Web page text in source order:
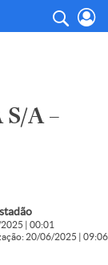
A –
| 00:01
20/06/2025 | 09:06